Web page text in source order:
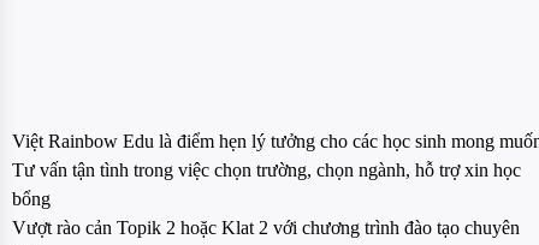
Việt Rainbow Edu là điểm hẹn lý tưởng cho các học sinh mong
Tư vấn tận tình trong việc chọn trường, chọn ngành, hỗ trợ xin học
bổng
Vượt rào cản Topik 2 hoặc Klat 2 với chương trình đào tạo chuyên